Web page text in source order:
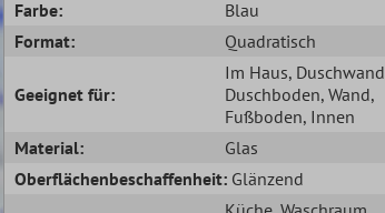
Farbe:
Blau
Format:
Quadratisch
Geeignet für:
Im Haus, Duschwand
Duschboden, Wand,
Fußboden, Innen
Material:
Glas
Oberflächenbeschaffenheit: Glänzend